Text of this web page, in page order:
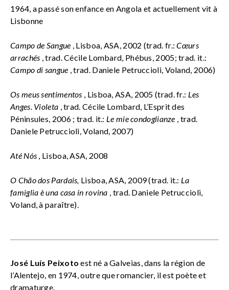
1964, a passé son enfance en Angola et actuellement vit à
Lisbonne
Campo de Sangue , Lisboa, ASA, 2002 (trad. fr.:Cœurs
arrachés , trad. Cécile Lombard, Phébus, 2005; trad. it.:
Campo di sangue , trad. Daniele Petruccioli, Voland, 2006)
Os meus sentimentos , Lisboa, ASA, 2005 (trad. fr.: Les
Anges. Violeta , trad. Cécile Lombard, L’Esprit des
Péninsules, 2006 ; trad. it.: Le mie condoglianze , trad.
Daniele Petruccioli, Voland, 2007)
Até Nós , Lisboa, ASA, 2008
O Chão dos Pardais, Lisboa, ASA, 2009 (trad. it.: La
famiglia è una casa in rovina , trad. Daniele Petruccioli,
Voland, à paraître).
José Luís Peixotoest né a Galveias, dans la région de
l’Alentejo, en 1974, outre que romancier, il est poète et
dramaturge.